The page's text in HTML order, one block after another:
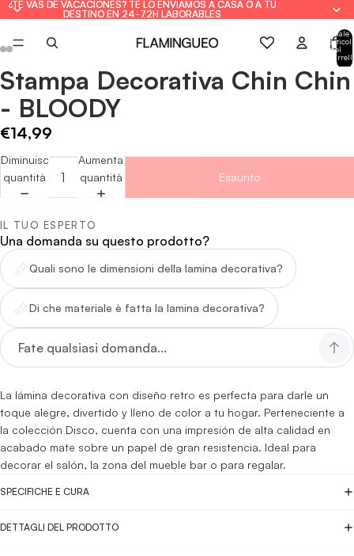
¿TE VAS DE VACACIONES? TE LO ENVIAMOS A CASA O A TU
DESTINO EN 24-72H LABORABLES
¿TE VAS DE VACACIONES? TE LO ENVIAMOS A CASA O A TU
DESTINO EN 24-72H LABORABLES
Totale
articoli
nel
Apri
immagine
a
schermo
intero
Apri
immagine
a
schermo
intero
Apri
immagine
a
schermo
intero
Apri
immagine
a
schermo
intero
Apri
immagine
a
schermo
intero
Apri
immagine
a
schermo
intero
Apri
immagine
a
schermo
intero
Apri
immagine
a
schermo
intero
Stampa Decorativa Chin Chin
- BLOODY
€14,99
Diminuisci
quantità
Aumenta
quantità
Esaurito
IL TUO ESPERTO
Una domanda su questo prodotto?
Quali sono le dimensioni della lamina decorativa?
Di che materiale è fatta la lamina decorativa?
La lámina decorativa con diseño retro es perfecta para darle un
toque alegre, divertido y lleno de color a tu hogar. Perteneciente a
la colección Disco, cuenta con una impresión de alta calidad en
acabado mate sobre un papel de gran resistencia. Ideal para
decorar el salón, la zona del mueble bar o para regalar.
SPECIFICHE E CURA
DETTAGLI DEL PRODOTTO